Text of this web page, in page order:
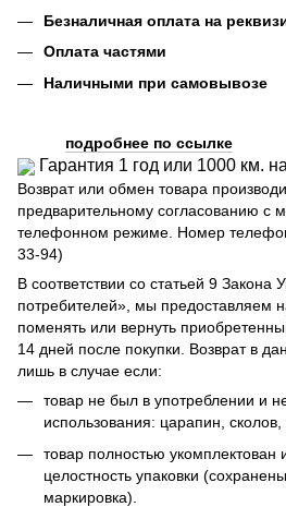
Безналичная оплата на
Оплата частями
Наличными при самовывозе
подробнее по ссылке
Гарантия 1 год или 1000 км.
Возврат или обмен товара
предварительному согласованию с
телефонном режиме. Номер
33-94)
В соответствии со статьей 9
потребителей», мы предоставляем
поменять или вернуть
14 дней после покупки. Возврат в
лишь в случае если:
товар не был в употреблении и
использования: царапин, сколов,
товар полностью укомплектован
целостность упаковки
маркировка).